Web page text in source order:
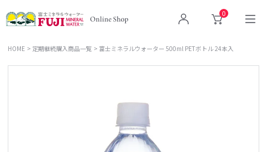
ログイン
0
カート
HOME 定期継続購入商品一覧 富士ミネラルウォーター 500ml PETボトル 24本入